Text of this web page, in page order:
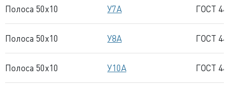
Полоса 50x10 У7А ГОСТ
Полоса 50x10 У8А ГОСТ
Полоса 50x10 У10А ГОСТ